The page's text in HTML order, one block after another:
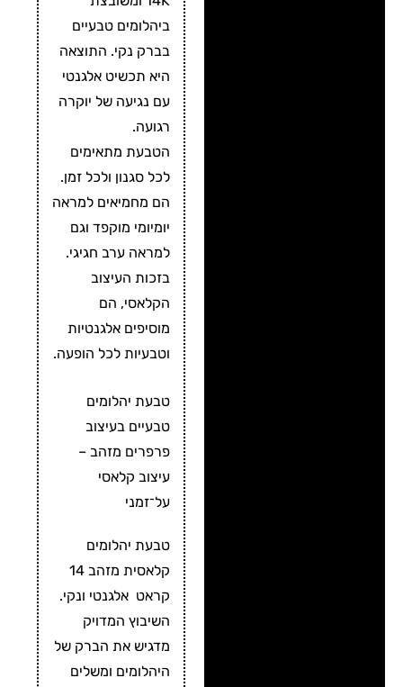
ביהלומים טבעיים
בברק נקי. התוצאה
היא תכשיט אלגנטי
עם נגיעה של יוקרה
רגועה.
הטבעת מתאימים
לכל סגנון ולכל זמן.
הם מחמיאים למראה
יומיומי מוקפד וגם
למראה ערב חגיגי.
בזכות העיצוב
הקלאסי, הם
מוסיפים אלגנטיות
וטבעיות לכל הופעה.
טבעת יהלומים
טבעיים בעיצוב
פרפרים מזהב –
עיצוב קלאסי
על־זמני
טבעת יהלומים
קלאסית מזהב 14
קראט אלגנטי ונקי.
השיבוץ המדויק
מדגיש את הברק של
היהלומים ומשלים